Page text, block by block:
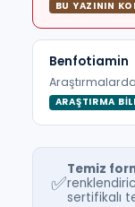
BU YAZININ
Benfotiamin
ARAŞTIRMA
✅
Temiz
sertifikalı